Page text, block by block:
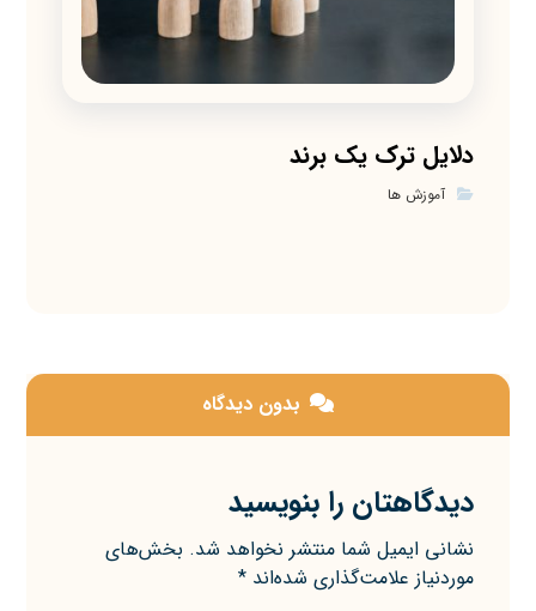
دلایل ترک یک برند
آموزش ها
بدون دیدگاه
دیدگاهتان را بنویسید
نشانی ایمیل شما منتشر نخواهد شد. بخش‌های
موردنیاز علامت‌گذاری شده‌اند*